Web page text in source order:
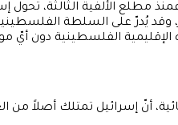
مطلع الألفية الثالثة،
الإقليمية الفلسطينية دون أيّ